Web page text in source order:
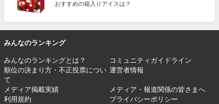
おすすめの箱入りアイスは？
みんなのランキング
みんなのランキングとは？
コミュニティガイドライン
順位の決まり方・不正投票につい
て
運営者情報
メディア掲載実績
メディア・報道関係の皆さまへ
利用規約
プライバシーポリシー